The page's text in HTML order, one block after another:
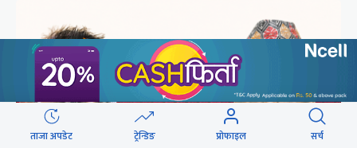
ताजा अपडेट ट्रेन्डिङ प्रोफाइल सर्च